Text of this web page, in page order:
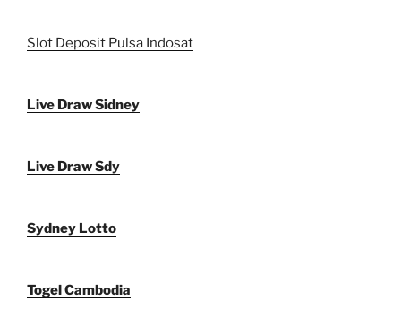
Slot Deposit Pulsa Indosat
Live Draw Sidney
Live Draw Sdy
Sydney Lotto
Togel Cambodia